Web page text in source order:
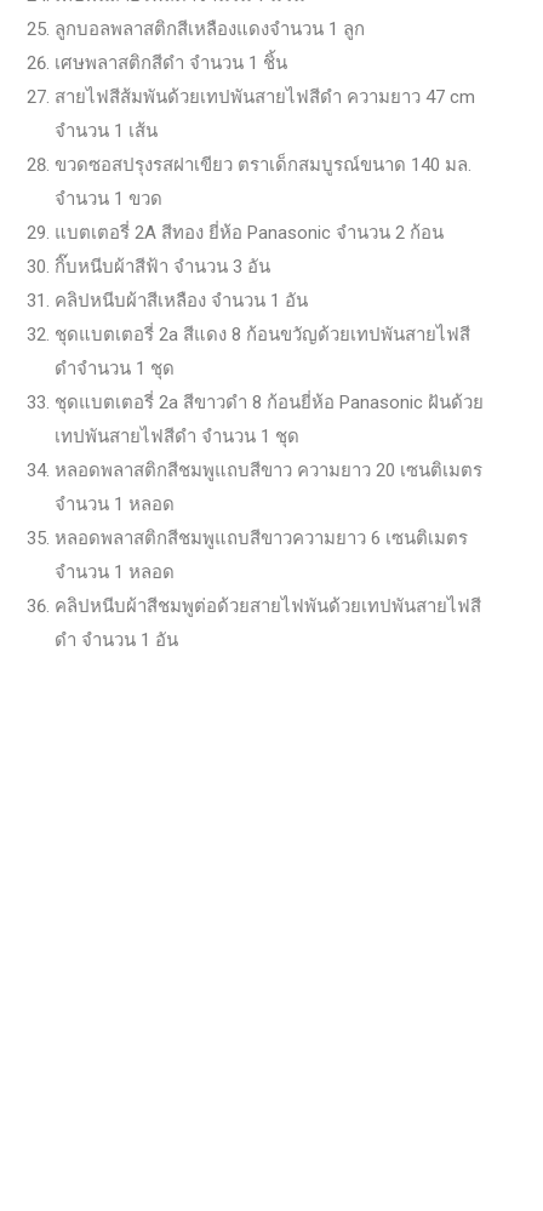
ลูกบอลพลาสติกสีเหลืองแดงจำนวน 1 ลูก
เศษพลาสติกสีดำ จำนวน 1 ชิ้น
สายไฟสีส้มพันด้วยเทปพันสายไฟสีดำ ความยาว 47 cm
จำนวน 1 เส้น
ขวดซอสปรุงรสฝาเขียว ตราเด็กสมบูรณ์ขนาด 140 มล.
จำนวน 1 ขวด
แบตเตอรี่ 2A สีทอง ยี่ห้อ Panasonic จำนวน 2 ก้อน
กิ๊บหนีบผ้าสีฟ้า จำนวน 3 อัน
คลิปหนีบผ้าสีเหลือง จำนวน 1 อัน
ชุดแบตเตอรี่ 2a สีแดง 8 ก้อนขวัญด้วยเทปพันสายไฟสี
ดำจำนวน 1 ชุด
ชุดแบตเตอรี่ 2a สีขาวดำ 8 ก้อนยี่ห้อ Panasonic ฝันด้วย
เทปพันสายไฟสีดำ จำนวน 1 ชุด
หลอดพลาสติกสีชมพูแถบสีขาว ความยาว 20 เซนติเมตร
จำนวน 1 หลอด
หลอดพลาสติกสีชมพูแถบสีขาวความยาว 6 เซนติเมตร
จำนวน 1 หลอด
คลิปหนีบผ้าสีชมพูต่อด้วยสายไฟพันด้วยเทปพันสายไฟสี
ดำ จำนวน 1 อัน